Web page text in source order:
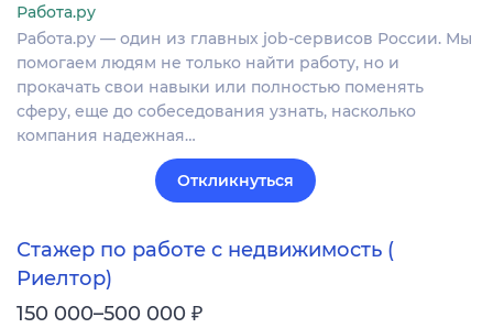
Работа.ру
Работа.ру — один из главных job-сервисов России. Мы
помогаем людям не только найти работу, но и
прокачать свои навыки или полностью поменять
сферу, еще до собеседования узнать, насколько
компания надежная…
Откликнуться
Стажер по работе с недвижимость (
Риелтор)
150 000–500 000 ₽